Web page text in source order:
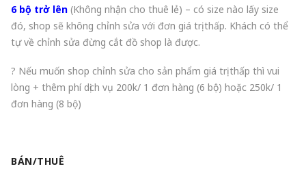
6 bộ trở lên (Không nhận cho thuê lẻ) – có size nào lấy size
đó, shop sẽ không chỉnh sửa với đơn giá trị thấp. Khách có thể
tự về chỉnh sửa đừng cắt đồ shop là được.
? Nếu muốn shop chỉnh sửa cho sản phẩm giá trị thấp thì vui
lòng + thêm phí dịch vụ 200k/ 1 đơn hàng (6 bộ) hoặc 250k/ 1
đơn hàng (8 bộ)
BÁN/THUÊ